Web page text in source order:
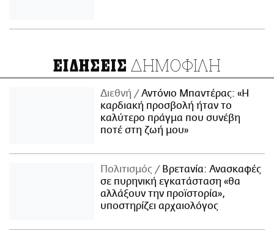
ΕΙΔΗΣΕΙΣ ΔΗΜΟΦΙΛΗ
Διεθνή
Αντόνιο Μπαντέρας: «Η
καρδιακή προσβολή ήταν το
καλύτερο πράγμα που συνέβη
ποτέ στη ζωή μου»
Πολιτισμός
Βρετανία: Ανασκαφές
σε πυρηνική εγκατάσταση «θα
αλλάξουν την προϊστορία»,
υποστηρίζει αρχαιολόγος